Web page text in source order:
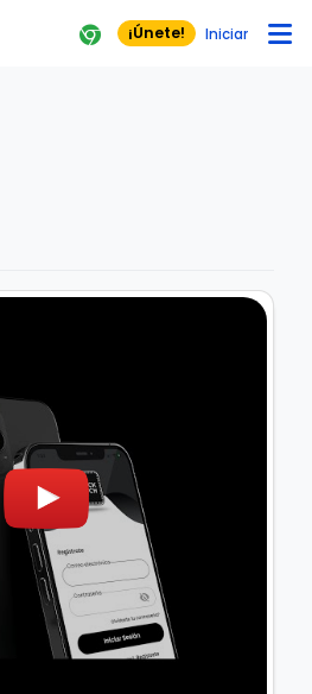
¡Únete! Iniciar